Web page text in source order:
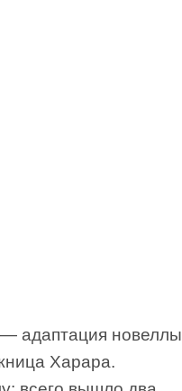
адаптация новеллы
Харара.